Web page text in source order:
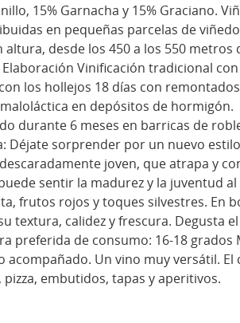
15% Garnacha y 15% Graciano.
en pequeñas parcelas de
altura, desde los 450 a los 550 metros
Vinificación tradicional con
los hollejos 18 días con
en depósitos de hormigón.
durante 6 meses en barricas de
Déjate sorprender por un nuevo
joven, que atrapa y
sentir la madurez y la juventud
frutos rojos y toques silvestres. En
textura, calidez y frescura. Degusta
preferida de consumo: 16-18 grados
acompañado. Un vino muy versátil. El
embutidos, tapas y aperitivos.